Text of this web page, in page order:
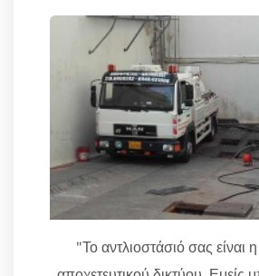
"Το αντλιοστάσιό σας είναι